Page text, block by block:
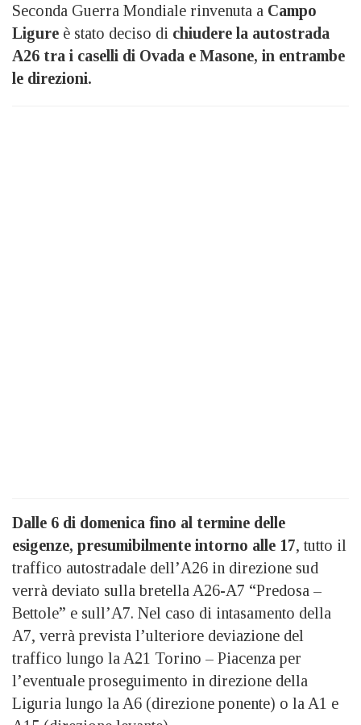
Seconda Guerra Mondiale rinvenuta a Campo
Ligure è stato deciso di chiudere la autostrada
A26 tra i caselli di Ovada e Masone, in entrambe
le direzioni.
Dalle 6 di domenica fino al termine delle
esigenze, presumibilmente intorno alle 17, tutto il
traffico autostradale dell’A26 in direzione sud
verrà deviato sulla bretella A26-A7 “Predosa –
Bettole” e sull’A7. Nel caso di intasamento della
A7, verrà prevista l’ulteriore deviazione del
traffico lungo la A21 Torino – Piacenza per
l’eventuale proseguimento in direzione della
Liguria lungo la A6 (direzione ponente) o la A1 e